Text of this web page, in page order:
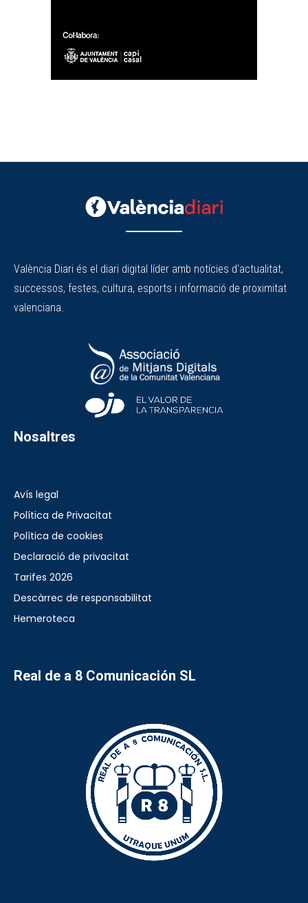
València Diari és el diari digital líder amb notícies d'actualitat,
successos, festes, cultura, esports i informació de proximitat
valenciana.
Nosaltres
Avís legal
Política de Privacitat
Política de cookies
Declaració de privacitat
Tarifes 2026
Descàrrec de responsabilitat
Hemeroteca
Real de a 8 Comunicación SL